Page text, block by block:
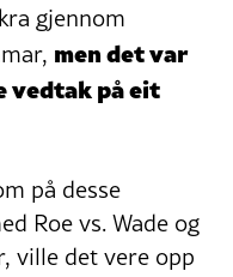
gjennom
men det var
vedtak på eit
på desse
Roe vs. Wade og
ville det vere opp